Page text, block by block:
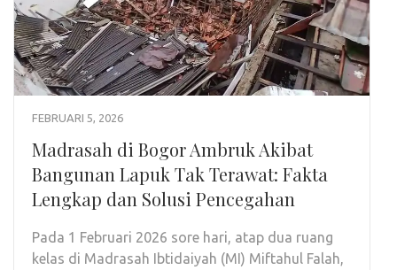
FEBRUARI 5, 2026
Madrasah di Bogor Ambruk Akibat
Bangunan Lapuk Tak Terawat: Fakta
Lengkap dan Solusi Pencegahan
Pada 1 Februari 2026 sore hari, atap dua ruang
kelas di Madrasah Ibtidaiyah (MI) Miftahul Falah,